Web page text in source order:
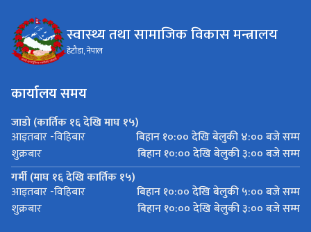
स्वास्थ्य तथा सामाजिक विकास मन्त्रालय
हेटौडा, नेपाल
कार्यालय समय
जाडो (कार्तिक १६ देखि माघ १५)
आइतबार -विहिबार
बिहान १०:०० देखि बेलुकी ४:०० बजे सम्म
शुक्रबार
बिहान १०:०० देखि बेलुकी ३:०० बजे सम्म
गर्मी (माघ १६ देखि कार्तिक १५)
आइतबार -विहिबार
बिहान १०:०० देखि बेलुकी ५:०० बजे सम्म
शुक्रबार
बिहान १०:०० देखि बेलुकी ३:०० बजे सम्म